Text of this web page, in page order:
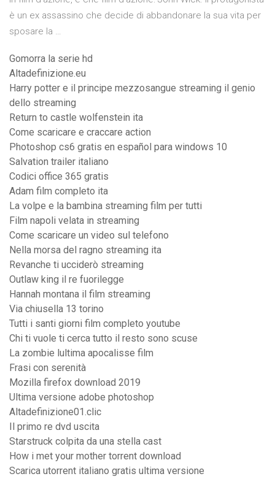
è un ex assassino che decide di abbandonare la sua vita per
sposare la …
Gomorra la serie hd
Altadefinizione.eu
Harry potter e il principe mezzosangue streaming il genio
dello streaming
Return to castle wolfenstein ita
Come scaricare e craccare action
Photoshop cs6 gratis en español para windows 10
Salvation trailer italiano
Codici office 365 gratis
Adam film completo ita
La volpe e la bambina streaming film per tutti
Film napoli velata in streaming
Come scaricare un video sul telefono
Nella morsa del ragno streaming ita
Revanche ti ucciderò streaming
Outlaw king il re fuorilegge
Hannah montana il film streaming
Via chiusella 13 torino
Tutti i santi giorni film completo youtube
Chi ti vuole ti cerca tutto il resto sono scuse
La zombie lultima apocalisse film
Frasi con serenità
Mozilla firefox download 2019
Ultima versione adobe photoshop
Altadefinizione01.clic
Il primo re dvd uscita
Starstruck colpita da una stella cast
How i met your mother torrent download
Scarica utorrent italiano gratis ultima versione